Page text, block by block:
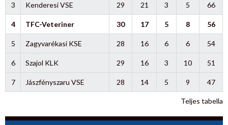
3 Kenderesi VSE 29 21 3 5 66
4 TFC-Veteriner 30 17 5 8 56
5 Zagyvarékasi KSE 28 16 6 6 54
6 Szajol KLK 29 16 3 10 51
7 Jászfényszaru VSE 28 14 5 9 47
Teljes tabella